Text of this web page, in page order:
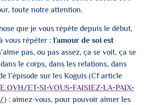
toute notre attention.
que je vous répète depuis le début,
vous répéter :l’amour de soi est
pas, ou pas assez, ça se voit, ça se
le corps, dans les relations, dans
l’épisode sur les Koguis (Cf article
ET-SI-VOUS-FAISIEZ-LA-PAIX-
) : aimez-vous, pour pouvoir aimer les